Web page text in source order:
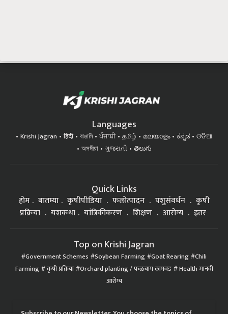
Languages
Krishi Jagran हिंदी বাঙালি ਪੰਜਾਬੀ தமிழ் മലയാളം ಕನ್ನಡ
ଓଡିଆ
অসমীয়া
ગુજરાતી తెలుగు
Quick Links
होम बातम्या कृषीपीडिया फलोत्पादन पशुसंवर्धन
कृषी
प्रक्रिया
यशकथा यांत्रिकीकरण शिक्षण आरोग्य इतर
Top on Krishi Jagran
Government Schemes Soybean Farming Goat Rearing Chili
Farming कृषी प्रक्रिया Orchard planting / फळबाग लागवड Health मानवी
आरोग्य